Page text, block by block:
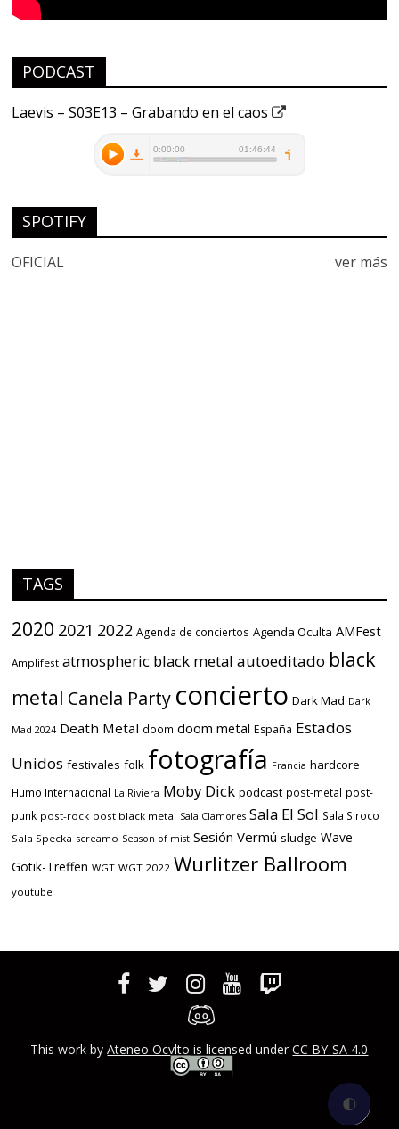
🌓
PODCAST
Laevis – S03E13 – Grabando en el caos
SPOTIFY
ver más
OFICIAL
TAGS
2020 2021 2022 Agenda de conciertos Agenda Oculta AMFest
Amplifest atmospheric black metal autoeditado black
metal Canela Party concierto Dark Mad Dark
Mad 2024 Death Metal doom doom metal España Estados
Unidos festivales folk fotografía Francia hardcore
Humo Internacional La Riviera Moby Dick podcast post-metal post-
punk post-rock post black metal Sala Clamores Sala El Sol Sala Siroco
Sala Specka screamo Season of mist Sesión Vermú sludge Wave-
Gotik-Treffen WGT WGT 2022 Wurlitzer Ballroom
youtube
This work byAteneo Ocvlto is licensed underCC BY-SA 4.0